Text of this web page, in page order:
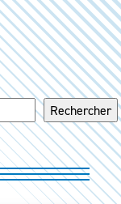
Rechercher